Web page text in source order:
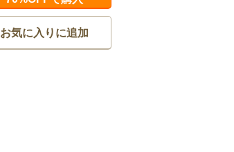
お気に入りに追加